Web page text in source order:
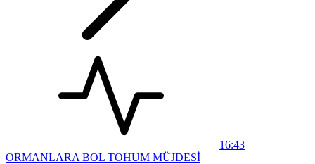
16:43
ORMANLARA BOL TOHUM MÜJDESİ